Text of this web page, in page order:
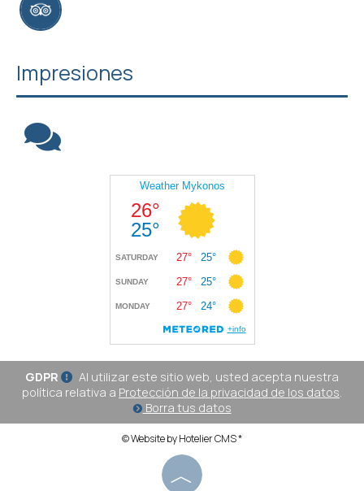
Impresiones
GDPR
Al utilizar este sitio web, usted acepta nuestra
política relativa a Protección de la privacidad de los datos.
Borra tus datos
© Website by Hotelier CMS *
︿